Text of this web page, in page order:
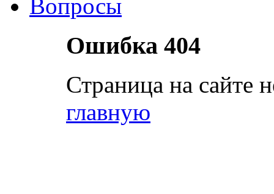
Вопросы
Ошибка 404
Страница на сайте
главную